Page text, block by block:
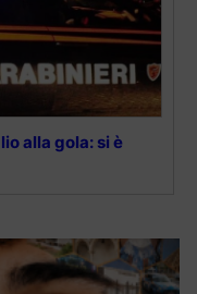
alla gola: si è